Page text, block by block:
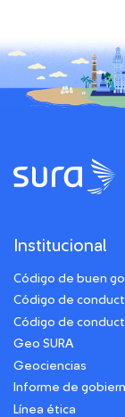
Institucional
Código de buen
Código de
Código de
Geo SURA
Geociencias
Informe de
Línea ética